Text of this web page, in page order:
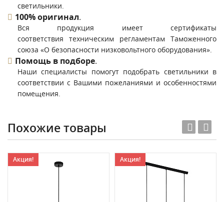
светильники.
100% оригинал.
Вся продукция имеет сертификаты
соответствия техническим регламентам Таможенного
союза «О безопасности низковольтного оборудования».
Помощь в подборе.
Наши специалисты помогут подобрать светильники в
соответствии с Вашими пожеланиями и особенностями
помещения.
Похожие товары
Акция! Акция!